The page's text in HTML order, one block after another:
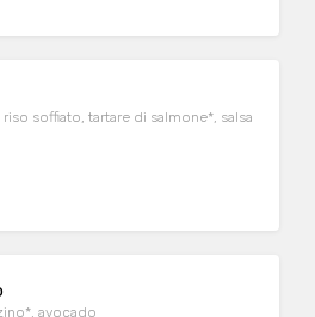
soffiato, tartare di salmone*, salsa
avocado